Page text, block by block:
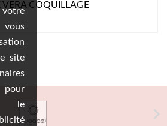
VERA COQUILLAGE

site
le